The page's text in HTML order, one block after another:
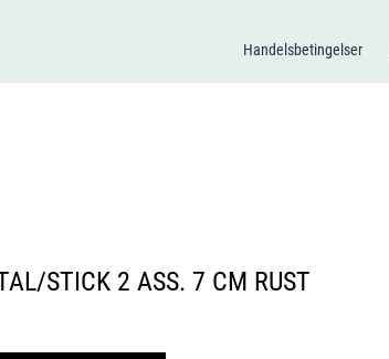
Handelsbetingelser
STICK 2 ASS. 7 CM RUST